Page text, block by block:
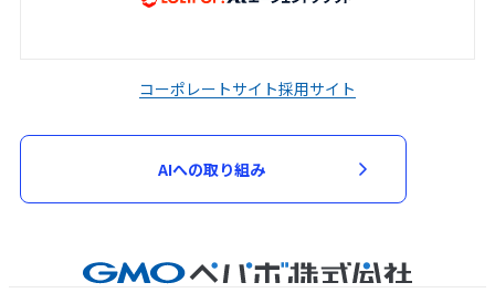
コーポレートサイト採用サイト
AIへの取り組み